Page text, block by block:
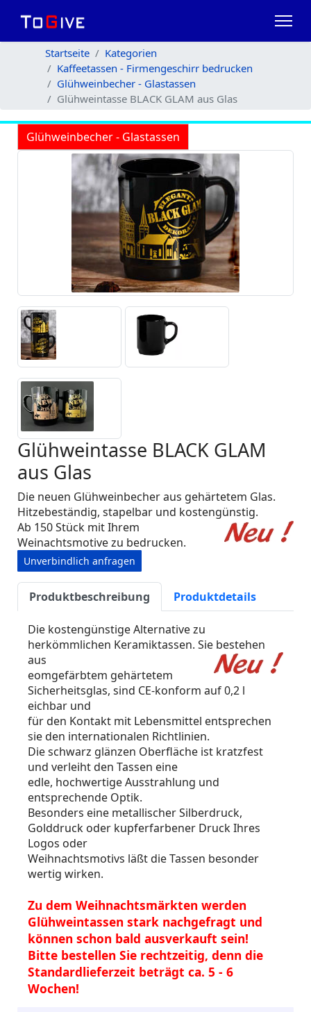
Startseite
Kategorien
Kaffeetassen - Firmengeschirr bedrucken
Glühweinbecher - Glastassen
Glühweintasse BLACK GLAM aus Glas
Glühweinbecher - Glastassen
Glühweintasse BLACK GLAM
aus Glas
Die neuen Glühweinbecher aus gehärtetem Glas.
Hitzebeständig, stapelbar und kostengünstig.
Ab 150 Stück mit Ihrem
Weinachtsmotive zu bedrucken.
Unverbindlich anfragen
Produktbeschreibung Produktdetails
Die kostengünstige Alternative zu
herkömmlichen Keramiktassen. Sie bestehen
aus
eomgefärbtem gehärtetem
Sicherheitsglas, sind CE-konform auf 0,2 l
eichbar und
für den Kontakt mit Lebensmittel entsprechen
sie den internationalen Richtlinien.
Die schwarz glänzen Oberfläche ist kratzfest
und verleiht den Tassen eine
edle, hochwertige Ausstrahlung und
entsprechende Optik.
Besonders eine metallischer Silberdruck,
Golddruck oder kupferfarbener Druck Ihres
Logos oder
Weihnachtsmotivs läßt die Tassen besonder
wertig wirken.
Zu dem Weihnachtsmärkten werden
Glühweintassen stark nachgefragt und
können schon bald ausverkauft sein!
Bitte bestellen Sie rechtzeitig, denn die
Standardlieferzeit beträgt ca. 5 - 6
Wochen!